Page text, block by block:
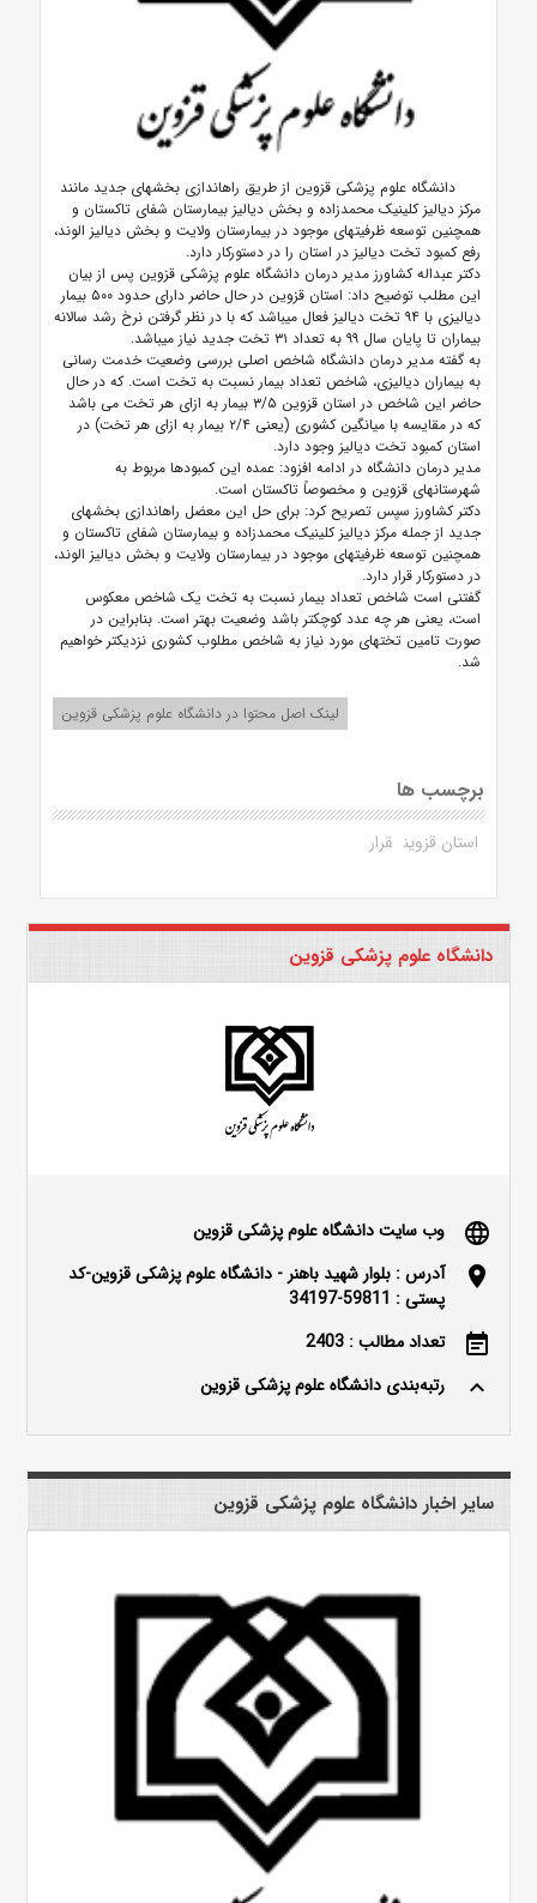
دانشگاه علوم پزشکی قزوین از طریق راه‏اندازی بخش‏های جدید مانند
مرکز دیالیز کلینیک محمدزاده و بخش دیالیز بیمارستان شفای تاکستان و
همچنین توسعه ظرفیت‏های موجود در بیمارستان ولایت و بخش دیالیز الوند،
رفع کمبود تخت دیالیز در استان را در دستورکار دارد.
دکتر عبداله کشاورز مدیر درمان دانشگاه علوم پزشکی قزوین پس از بیان
این مطلب توضیح داد: استان قزوین در حال حاضر دارای حدود ۵۰۰ بیمار
دیالیزی با ۹۴ تخت دیالیز فعال می‏باشد که با در نظر گرفتن نرخ رشد سالانه
بیماران تا پایان سال ۹۹ به تعداد ۳۱ تخت جدید نیاز می‏باشد.
به گفته مدیر درمان دانشگاه شاخص اصلی بررسی وضعیت خدمت رسانی
به بیماران دیالیزی، شاخص تعداد بیمار نسبت به تخت است. که در حال
حاضر این شاخص در استان قزوین ۳/۵ بیمار به ازای هر تخت می باشد
که در مقایسه با میانگین کشوری (یعنی ۲/۴ بیمار به ازای هر تخت) در
استان کمبود تخت دیالیز وجود دارد.
مدیر درمان دانشگاه در ادامه افزود: عمده این کمبودها مربوط به
شهرستان‏های قزوین و مخصوصاً تاکستان است.
دکتر کشاورز سپس تصریح کرد: برای حل این معضل راه‏اندازی بخش‏های
جدید از جمله مرکز دیالیز کلینیک محمدزاده و بیمارستان شفای تاکستان و
همچنین توسعه ظرفیت‏های موجود در بیمارستان ولایت و بخش دیالیز الوند،
در دستورکار قرار دارد.
گفتنی است شاخص تعداد بیمار نسبت به تخت یک شاخص معکوس
است، یعنی هر چه عدد کوچکتر باشد وضعیت بهتر است. بنابراین در
صورت تامین تختهای مورد نیاز به شاخص مطلوب کشوری نزدیکتر خواهیم
شد.
لینک اصل محتوا در دانشگاه علوم پزشکی قزوین
برچسب ها
استان قزوین قرار
دانشگاه علوم پزشکی قزوین
language وب سایت دانشگاه علوم پزشکی قزوین
location_on
آدرس : بلوار شهید باهنر - دانشگاه علوم پزشکی قزوین-کد
پستی : 59811-34197
event_note تعداد مطالب : 2403
keyboard_arrow_up رتبه‌بندی دانشگاه علوم پزشکی قزوین
سایر اخبار دانشگاه علوم پزشکی قزوین